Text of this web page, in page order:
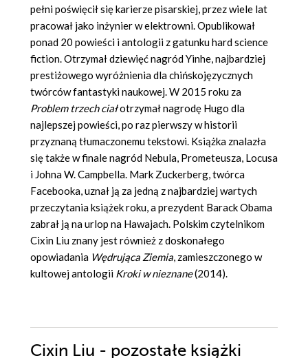
pełni poświęcił się karierze pisarskiej, przez wiele lat
pracował jako inżynier w elektrowni. Opublikował
ponad 20 powieści i antologii z gatunku hard science
fiction. Otrzymał dziewięć nagród Yinhe, najbardziej
prestiżowego wyróżnienia dla chińskojęzycznych
twórców fantastyki naukowej. W 2015 roku za
Problem trzech ciałotrzymał nagrodę Hugo dla
najlepszej powieści, po raz pierwszy w historii
przyznaną tłumaczonemu tekstowi. Książka znalazła
się także w finale nagród Nebula, Prometeusza, Locusa
i Johna W. Campbella. Mark Zuckerberg, twórca
Facebooka, uznał ją za jedną znajbardziej wartych
przeczytania książek roku,a prezydent Barack Obama
zabrał ją na urlop na Hawajach. Polskim czytelnikom
Cixin Liu znany jest również z doskonałego
opowiadania Wędrująca Ziemia, zamieszczonego w
kultowej antologii Kroki w nieznane(2014).
Cixin Liu - pozostałe książki